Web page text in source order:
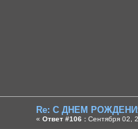
Re: C ДНЕМ
« Ответ #106 : Сентября 02,